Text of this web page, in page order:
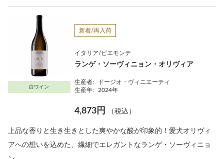
白ワイン
新着/再入荷
イタリア/ピエモンテ
ランゲ・ソーヴィニョン・オリヴィア
生産者:
ドージオ・ヴィニエーティ
生産年:
2024年
4,873円 （税込）
上品な香りと生き生きとした爽やかな酸が印象的！愛犬オリヴィ
アへの想いを込めた、繊細でエレガントなランゲ・ソーヴィニョ